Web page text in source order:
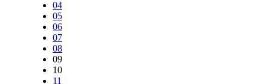
04
05
06
07
08
09
10
11